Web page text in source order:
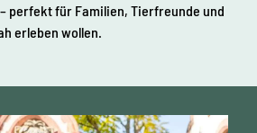
perfekt für Familien, Tierfreunde und
erleben wollen.